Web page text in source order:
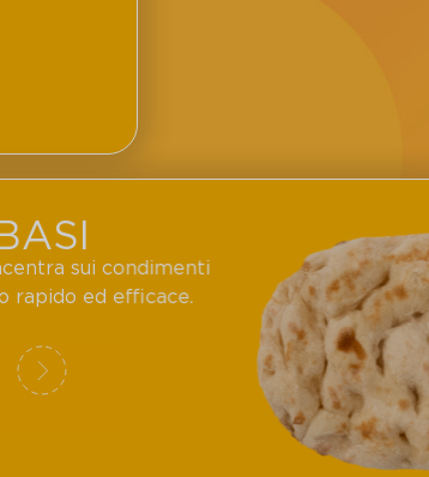
sui condimenti
rapido ed efficace.